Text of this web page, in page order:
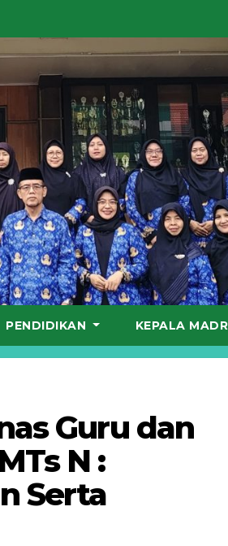
PENDIDIKAN KEPALA
Guru dan
N :
Serta